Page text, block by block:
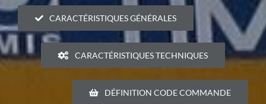
CARACTÉRISTIQUES GÉNÉRALES
CARACTÉRISTIQUES TECHNIQUES
DÉFINITION CODE COMMANDE